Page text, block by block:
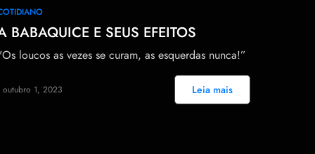
BABAQUICE E SEUS EFEITOS
loucos as vezes se curam, as esquerdas nunca!”
outubro 1, 2023 Leia mais